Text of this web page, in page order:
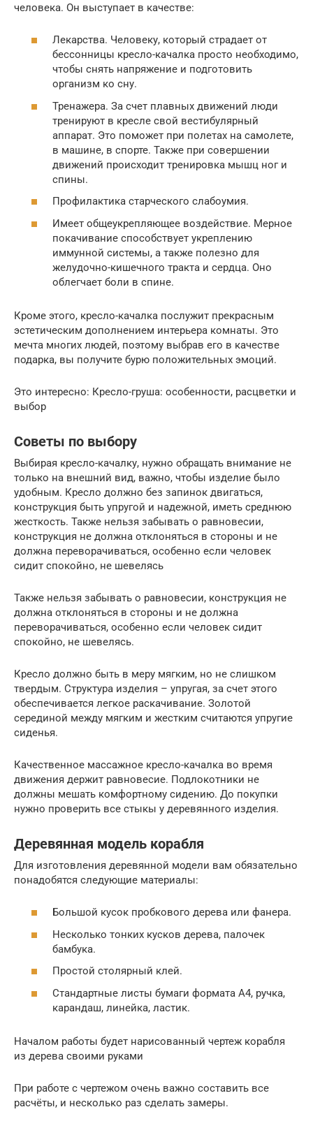
человека. Он выступает в качестве:
Лекарства. Человеку, который страдает от
бессонницы кресло-качалка просто необходимо,
чтобы снять напряжение и подготовить
организм ко сну.
Тренажера. За счет плавных движений люди
тренируют в кресле свой вестибулярный
аппарат. Это поможет при полетах на самолете,
в машине, в спорте. Также при совершении
движений происходит тренировка мышц ног и
спины.
Профилактика старческого слабоумия.
Имеет общеукрепляющее воздействие. Мерное
покачивание способствует укреплению
иммунной системы, а также полезно для
желудочно-кишечного тракта и сердца. Оно
облегчает боли в спине.
Кроме этого, кресло-качалка послужит прекрасным
эстетическим дополнением интерьера комнаты. Это
мечта многих людей, поэтому выбрав его в качестве
подарка, вы получите бурю положительных эмоций.
Это интересно: Кресло-груша: особенности, расцветки и
выбор
Советы по выбору
Выбирая кресло-качалку, нужно обращать внимание не
только на внешний вид, важно, чтобы изделие было
удобным. Кресло должно без запинок двигаться,
конструкция быть упругой и надежной, иметь среднюю
жесткость. Также нельзя забывать о равновесии,
конструкция не должна отклоняться в стороны и не
должна переворачиваться, особенно если человек
сидит спокойно, не шевелясь
Также нельзя забывать о равновесии, конструкция не
должна отклоняться в стороны и не должна
переворачиваться, особенно если человек сидит
спокойно, не шевелясь.
Кресло должно быть в меру мягким, но не слишком
твердым. Структура изделия – упругая, за счет этого
обеспечивается легкое раскачивание. Золотой
серединой между мягким и жестким считаются упругие
сиденья.
Качественное массажное кресло-качалка во время
движения держит равновесие. Подлокотники не
должны мешать комфортному сидению. До покупки
нужно проверить все стыкы у деревянного изделия.
Деревянная модель корабля
Для изготовления деревянной модели вам обязательно
понадобятся следующие материалы:
Большой кусок пробкового дерева или фанера.
Несколько тонких кусков дерева, палочек
бамбука.
Простой столярный клей.
Стандартные листы бумаги формата А4, ручка,
карандаш, линейка, ластик.
Началом работы будет нарисованный чертеж корабля
из дерева своими руками
При работе с чертежом очень важно составить все
расчёты, и несколько раз сделать замеры.